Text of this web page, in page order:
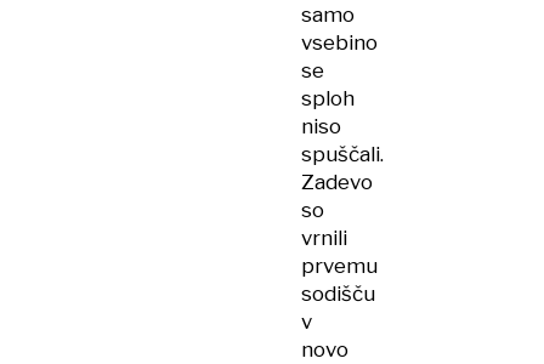
samo
vsebino
se
sploh
niso
spuščali.
Zadevo
so
vrnili
prvemu
sodišču
v
novo